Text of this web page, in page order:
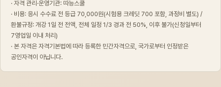
· 자격 관리·운영기관: 따능스쿨
· 비용: 응시 수수료 전 등급 70,000원(시험용 크레딧 700 포함, 과정비 별도) /
환불규정: 개강 1일 전 전액, 전체 일정 1/3 경과 전 50%, 이후 불가(신청일부터
7영업일 이내 처리)
· 본 자격은 자격기본법에 따라 등록한 민간자격으로, 국가로부터 인정받은
공인자격이 아닙니다.